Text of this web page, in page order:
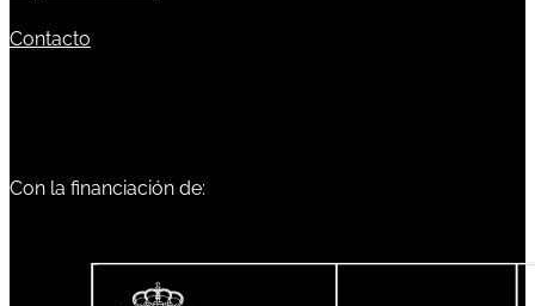
Contacto
Con la financiación de: